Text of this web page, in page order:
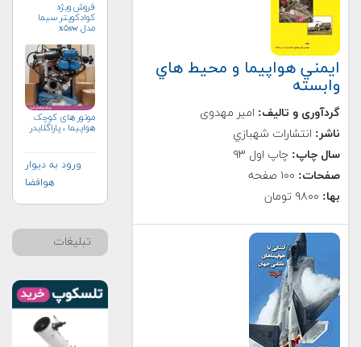
ايمني هواپيما و محيط هاي
وابسته
گردآوری و تالیف: امیر مهدوی
ناشر: انتشارات شهبازي
سال چاپ: چاپ اول ۹۳
صفحات:
بها: ۹۸۰۰ تومان
فروش ویژه
کوادکوپتر سیما
مدل x۵sw
موتور های کوچک
هواپیما ، پاراگلایدر
ورود به دیوار
هوافضا
تبلیغات